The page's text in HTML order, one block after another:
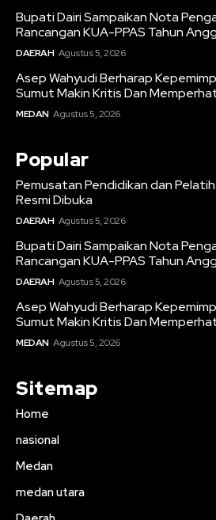
Bupati Dairi Sampaikan Nota
Rancangan KUA-PPAS Tahun
DAERAH Agustus 5, 2026
Asep Wahyudi Berharap
Sumut Makin Kritis Dan
MEDAN Agustus 5, 2026
Popular
Pemusatan Pendidikan dan
Resmi Dibuka
DAERAH Agustus 5, 2026
Bupati Dairi Sampaikan Nota
Rancangan KUA-PPAS Tahun
DAERAH Agustus 5, 2026
Asep Wahyudi Berharap
Sumut Makin Kritis Dan
MEDAN Agustus 5, 2026
Sitemap
Home
nasional
Medan
medan utara